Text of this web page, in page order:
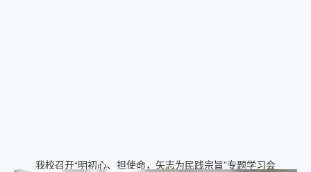
我校召开“明初心、担使命，矢志为民践宗旨”专题学习会